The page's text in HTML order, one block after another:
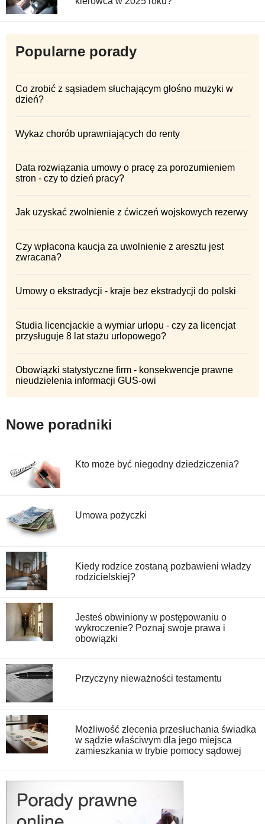
Popularne porady
Co zrobić z sąsiadem słuchającym głośno muzyki w
dzień?
Wykaz chorób uprawniających do renty
Data rozwiązania umowy o pracę za porozumieniem
stron - czy to dzień pracy?
Jak uzyskać zwolnienie z ćwiczeń wojskowych rezerwy
Czy wpłacona kaucja za uwolnienie z aresztu jest
zwracana?
Umowy o ekstradycji - kraje bez ekstradycji do polski
Studia licencjackie a wymiar urlopu - czy za licencjat
przysługuje 8 lat stażu urlopowego?
Obowiązki statystyczne firm - konsekwencje prawne
nieudzielenia informacji GUS-owi
Nowe poradniki
Kto może być niegodny dziedziczenia?
Umowa pożyczki
Kiedy rodzice zostaną pozbawieni władzy
rodzicielskiej?
Jesteś obwiniony w postępowaniu o
wykroczenie? Poznaj swoje prawa i
obowiązki
Przyczyny nieważności testamentu
Możliwość zlecenia przesłuchania świadka
w sądzie właściwym dla jego miejsca
zamieszkania w trybie pomocy sądowej